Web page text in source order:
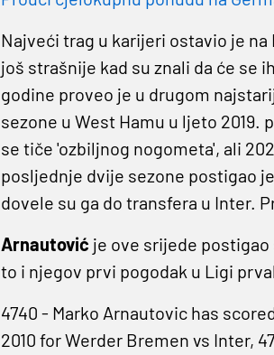
Najveći trag u karijeri ostavio je
još strašnije kad su znali da će se
godine proveo je u drugom
sezone u West Hamu u ljeto
se tiče 'ozbiljnog nogometa', ali
posljednje dvije sezone postigao
dovele su ga do transfera u Inter.
Arnautović je ove srijede
to i njegov prvi pogodak u Ligi
4740 - Marko Arnautovic has
2010 for Werder Bremen vs Inter,